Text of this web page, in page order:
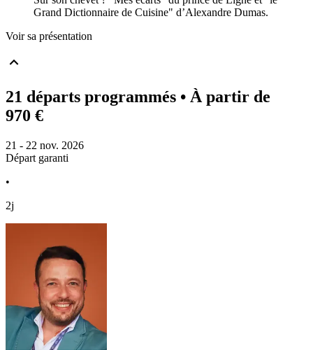
Grand Dictionnaire de Cuisine" d’Alexandre Dumas.
Voir sa présentation
21 départs programmés • À partir de
970 €
21 - 22 nov. 2026
Départ garanti
•
2j